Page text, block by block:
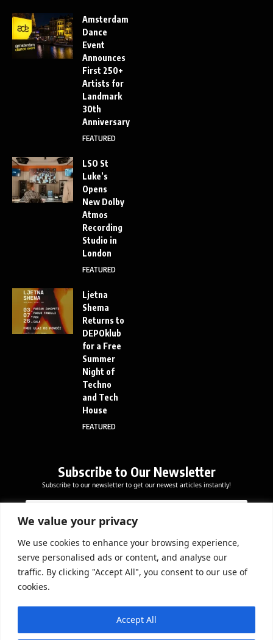
We value your privacy
We use cookies to enhance your browsing experience,
serve personalised ads or content, and analyse our
traffic. By clicking "Accept All", you consent to our use of
cookies.
Accept All
Amsterdam
Dance
Event
Announces
First 250+
Artists for
Landmark
30th
Anniversary
FEATURED
LSO St
Luke’s
Opens
New Dolby
Atmos
Recording
Studio in
London
FEATURED
Ljetna
Shema
Returns to
DEPOklub
for a Free
Summer
Night of
Techno
and Tech
House
FEATURED
Subscribe to Our Newsletter
Subscribe to our newsletter to get our newest articles instantly!
a
l
E
a
m
a
a
l
E
m
a
i
*
Subscribe Now